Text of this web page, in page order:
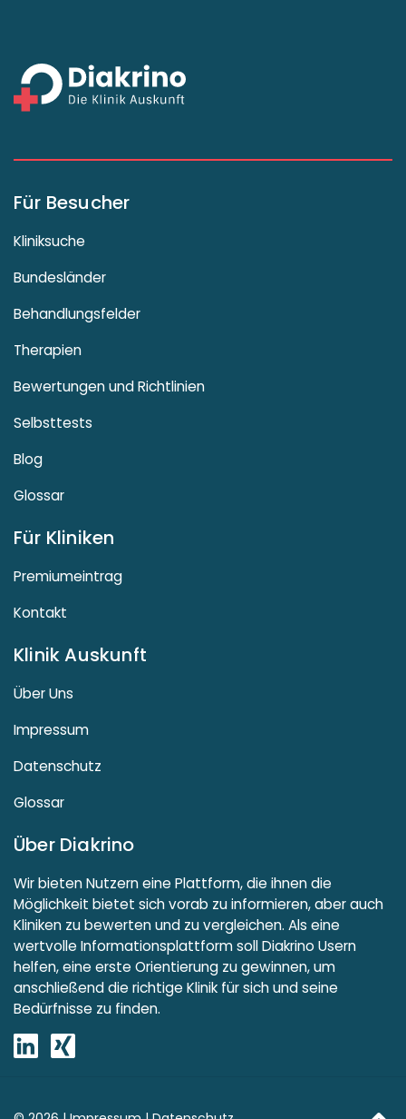
Für Besucher
Kliniksuche
Bundesländer
Behandlungsfelder
Therapien
Bewertungen und Richtlinien
Selbsttests
Blog
Glossar
Für Kliniken
Premiumeintrag
Kontakt
Klinik Auskunft
Über Uns
Impressum
Datenschutz
Glossar
Über Diakrino
Wir bieten Nutzern eine Plattform, die ihnen die
Möglichkeit bietet sich vorab zu informieren, aber auch
Kliniken zu bewerten und zu vergleichen. Als eine
wertvolle Informationsplattform soll Diakrino Usern
helfen, eine erste Orientierung zu gewinnen, um
anschließend die richtige Klinik für sich und seine
Bedürfnisse zu finden.